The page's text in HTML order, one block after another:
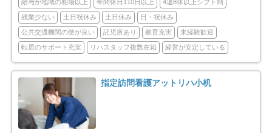
川崎市中原区 72 川崎市高津区 65
川崎市多摩区 川崎市宮前区
川崎市麻生区 相模原市全域 190
相模原市緑区 27
給与が地域の相場以上 年間休日110日以上 4週8休以上シフト制
残業少ない 土日祝休み 土日休み 日・祝休み
公共交通機関の便が良い 託児所あり 教育充実 未経験歓迎
転居のサポート充実 リハスタッフ複数在籍 経営が安定している
指定訪問看護アットリハ小机